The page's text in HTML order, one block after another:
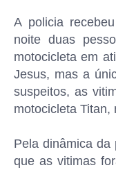
A policia
noite duas
motocicleta em
Jesus, mas a
suspeitos, as
motocicleta Titan,
Pela dinâmica da
que as vitimas